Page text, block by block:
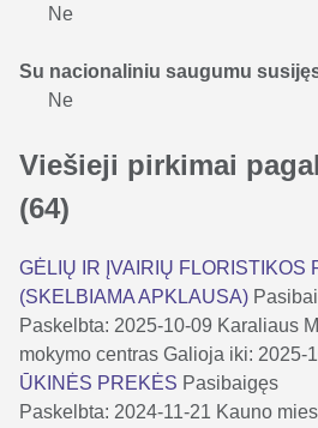
Ne
Su nacionaliniu saugumu
Ne
Viešieji pirkimai
(64)
GĖLIŲ IR ĮVAIRIŲ FLORISTIKOS
(SKELBIAMA APKLAUSA)
Paskelbta: 2025-10-09 Karaliaus
mokymo centras Galioja iki: 2025-
ŪKINĖS PREKĖS Pasibaigęs
Paskelbta: 2024-11-21 Kauno